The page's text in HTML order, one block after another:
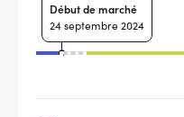
Début de marché
24 septembre 2024